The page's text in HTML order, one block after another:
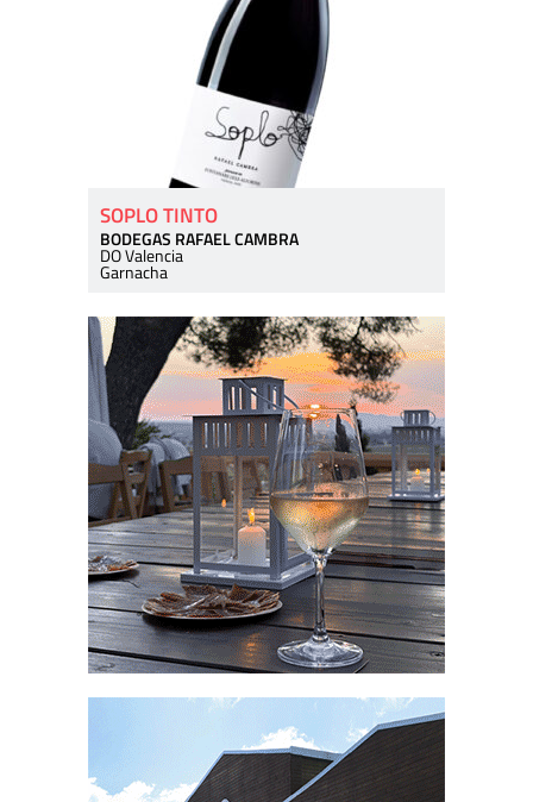
SOPLO TINTO
BODEGAS RAFAEL CAMBRA
DO Valencia
Garnacha